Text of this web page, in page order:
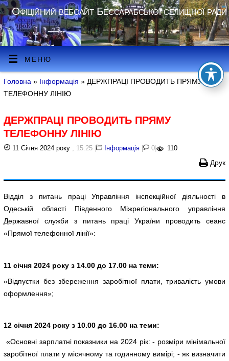
Офіційний вебсайт Бессарабської селищної ради
МЕНЮ
Головна » Інформація » ДЕРЖПРАЦІ ПРОВОДИТЬ ПРЯМУ
ТЕЛЕФОННУ ЛІНІЮ
ДЕРЖПРАЦІ ПРОВОДИТЬ ПРЯМУ
ТЕЛЕФОННУ ЛІНІЮ
11 Січня 2024 року , 15:25 | Інформація | 0 | 110
Друк
Відділ з питань праці Управління інспекційної діяльності в
Одеській області Південного Міжрегіонального управління
Державної служби з питань праці України проводить сеанс
«Прямої телефонної лінії»:
11 січня 2024 року з 14.00 до 17.00 на теми:
«Відпустки без збереження заробітної плати, тривалість умови
оформлення»;
12 січня 2024 року з 10.00 до 16.00 на теми:
«Основні зарплатні показники на 2024 рік: - розміри мінімальної
заробітної плати у місячному та годинному вимірі; - як визначити